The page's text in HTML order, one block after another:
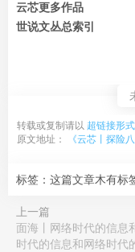
云芯更多作品
世说文丛总索引
转载或复制请以 超链接形式
原文地址：
《云芯丨探险
标签：这篇文章木有标
上一篇
面海丨网络时代的信息
时代的信息和网络时代